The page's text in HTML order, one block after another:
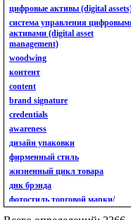
анализ кластерный
анализ конкурентов
анализ кросс-культурных
особенностей
анализ мак кинси «7s»
анализ макросистемы
анализ маркетинговый
анализ рынка
анализ ситуационный
анализ экспертный
индивидуальный
анкета
ассортимент
ассортимент товарный.
планирование товарного
ассортимента
ассортимент. глубина
цифровые активы (digital
система управления
активами (digital asset
management)
woodwing
контент
content
brand signature
credentials
awareness
дизайн упаковки
фирменный стиль
жизненный цикл товара
днк брэнда
фотостиль торговой марки/
линейки продукции